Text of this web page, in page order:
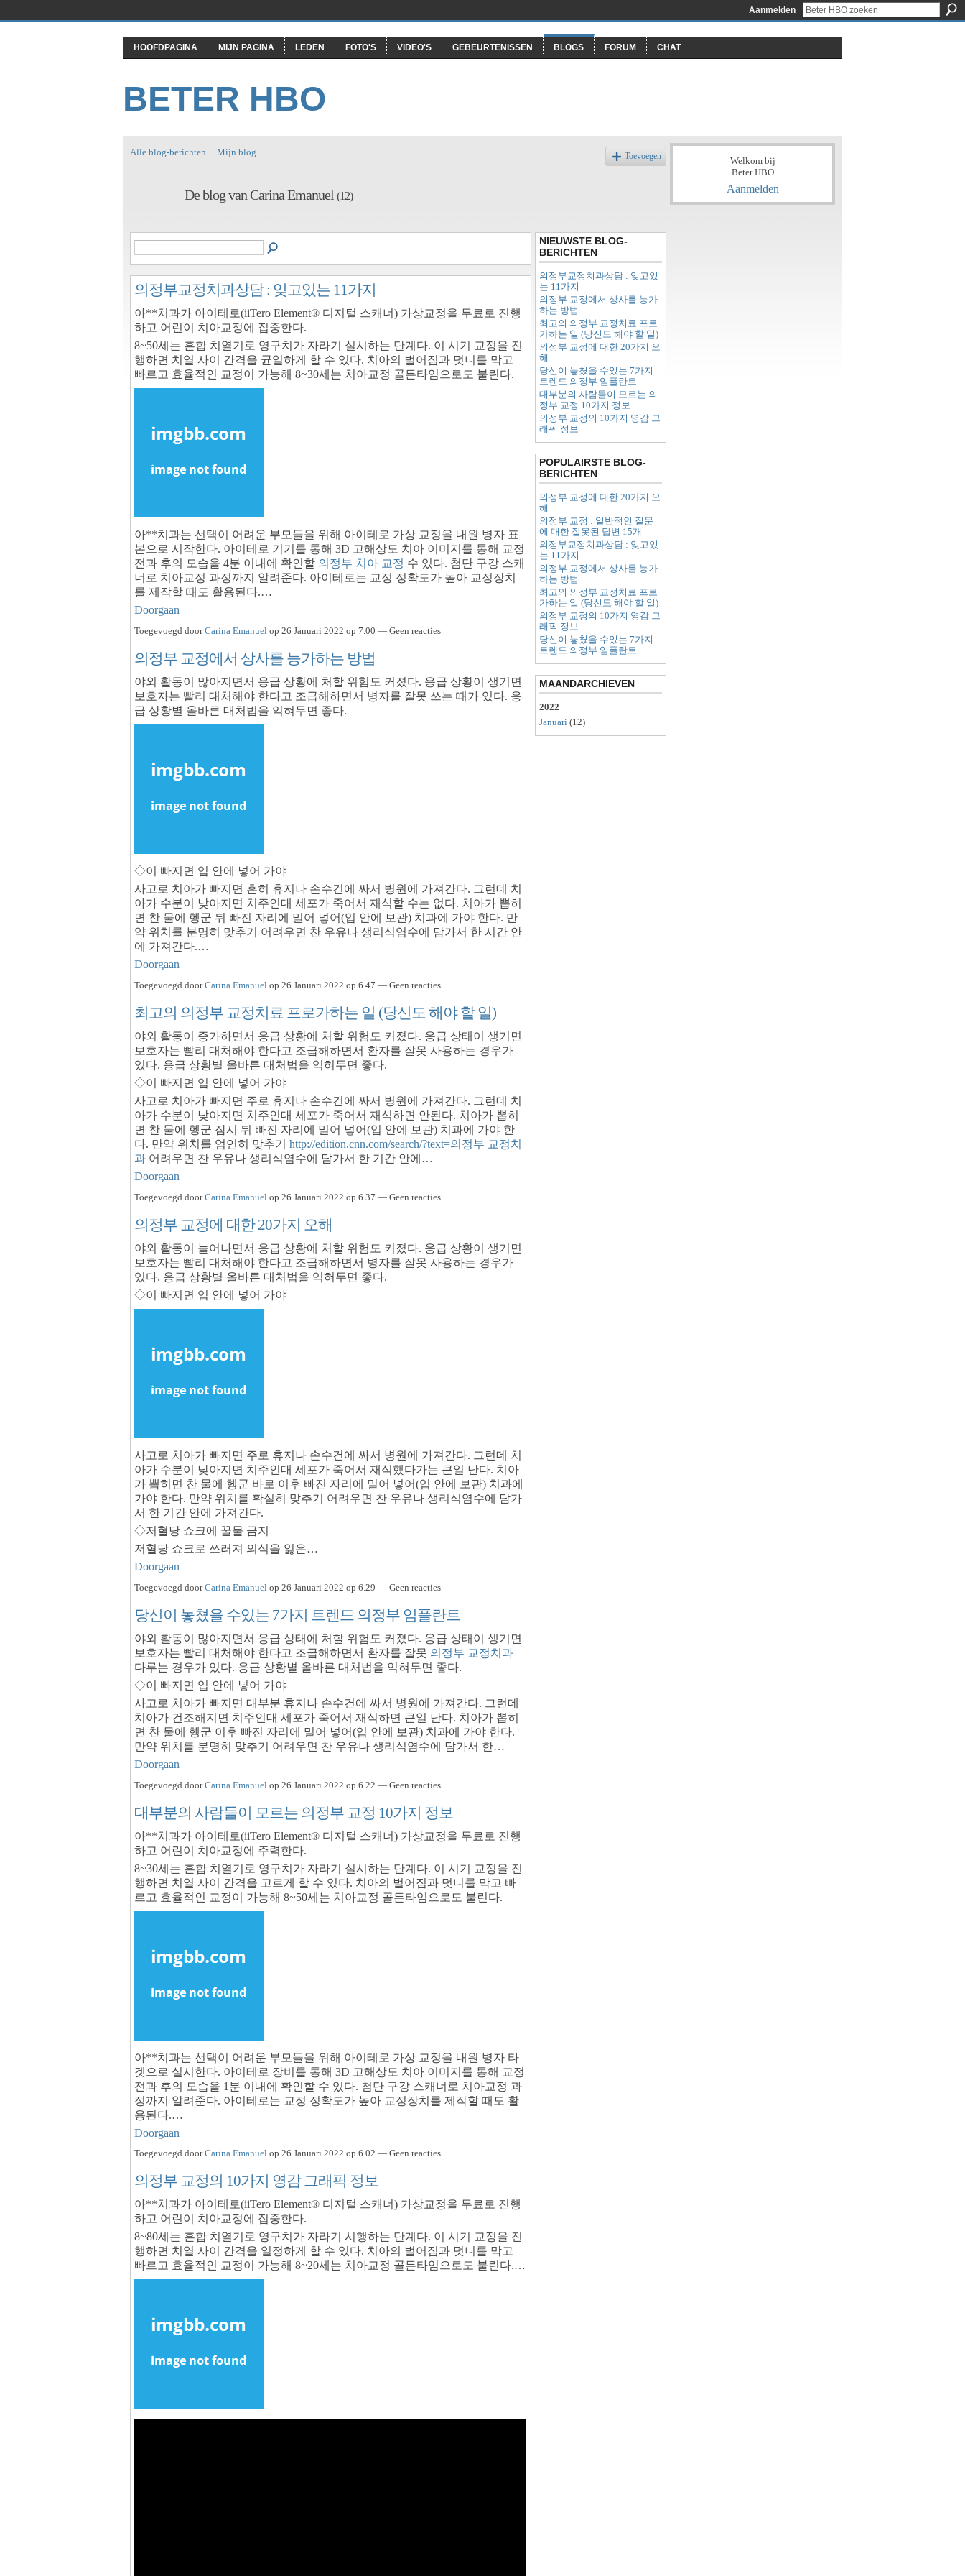
Aanmelden
HOOFDPAGINA MIJN PAGINA LEDEN FOTO'S VIDEO'S GEBEURTENISSEN BLOGS FORUM CHAT
BETER HBO
Alle blog-berichten Mijn blog Toevoegen
De blog van Carina Emanuel (12)
의정부교정치과상담 : 잊고있는 11가지
아**치과가 아이테로(iiTero Element® 디지털 스캐너) 가상교정을 무료로 진행
하고 어린이 치아교정에 집중한다.
8~50세는 혼합 치열기로 영구치가 자라기 실시하는 단계다. 이 시기 교정을 진
행하면 치열 사이 간격을 균일하게 할 수 있다. 치아의 벌어짐과 덧니를 막고
빠르고 효율적인 교정이 가능해 8~30세는 치아교정 골든타임으로도 불린다.
아**치과는 선택이 어려운 부모들을 위해 아이테로 가상 교정을 내원 병자 표
본으로 시작한다. 아이테로 기기를 통해 3D 고해상도 치아 이미지를 통해 교정
전과 후의 모습을 4분 이내에 확인할 의정부 치아 교정 수 있다. 첨단 구강 스캐
너로 치아교정 과정까지 알려준다. 아이테로는 교정 정확도가 높아 교정장치
를 제작할 때도 활용된다.…
Doorgaan
Toegevoegd doorCarina Emanuel op 26 Januari 2022 op 7.00 — Geen reacties
의정부 교정에서 상사를 능가하는 방법
야외 활동이 많아지면서 응급 상황에 처할 위험도 커졌다. 응급 상황이 생기면
보호자는 빨리 대처해야 한다고 조급해하면서 병자를 잘못 쓰는 때가 있다. 응
급 상황별 올바른 대처법을 익혀두면 좋다.
◇이 빠지면 입 안에 넣어 가야
사고로 치아가 빠지면 흔히 휴지나 손수건에 싸서 병원에 가져간다. 그런데 치
아가 수분이 낮아지면 치주인대 세포가 죽어서 재식할 수는 없다. 치아가 뽑히
면 찬 물에 헹군 뒤 빠진 자리에 밀어 넣어(입 안에 보관) 치과에 가야 한다. 만
약 위치를 분명히 맞추기 어려우면 찬 우유나 생리식염수에 담가서 한 시간 안
에 가져간다.…
Doorgaan
Toegevoegd doorCarina Emanuel op 26 Januari 2022 op 6.47 — Geen reacties
최고의 의정부 교정치료 프로가하는 일 (당신도 해야 할 일)
야외 활동이 증가하면서 응급 상황에 처할 위험도 커졌다. 응급 상태이 생기면
보호자는 빨리 대처해야 한다고 조급해하면서 환자를 잘못 사용하는 경우가
있다. 응급 상황별 올바른 대처법을 익혀두면 좋다.
◇이 빠지면 입 안에 넣어 가야
사고로 치아가 빠지면 주로 휴지나 손수건에 싸서 병원에 가져간다. 그런데 치
아가 수분이 낮아지면 치주인대 세포가 죽어서 재식하면 안된다. 치아가 뽑히
면 찬 물에 헹군 잠시 뒤 빠진 자리에 밀어 넣어(입 안에 보관) 치과에 가야 한
다. 만약 위치를 엄연히 맞추기 http://edition.cnn.com/search/?text=의정부 교정치
과 어려우면 찬 우유나 생리식염수에 담가서 한 기간 안에…
Doorgaan
Toegevoegd doorCarina Emanuel op 26 Januari 2022 op 6.37 — Geen reacties
의정부 교정에 대한 20가지 오해
야외 활동이 늘어나면서 응급 상황에 처할 위험도 커졌다. 응급 상황이 생기면
보호자는 빨리 대처해야 한다고 조급해하면서 병자를 잘못 사용하는 경우가
있다. 응급 상황별 올바른 대처법을 익혀두면 좋다.
◇이 빠지면 입 안에 넣어 가야
사고로 치아가 빠지면 주로 휴지나 손수건에 싸서 병원에 가져간다. 그런데 치
아가 수분이 낮아지면 치주인대 세포가 죽어서 재식했다가는 큰일 난다. 치아
가 뽑히면 찬 물에 헹군 바로 이후 빠진 자리에 밀어 넣어(입 안에 보관) 치과에
가야 한다. 만약 위치를 확실히 맞추기 어려우면 찬 우유나 생리식염수에 담가
서 한 기간 안에 가져간다.
◇저혈당 쇼크에 꿀물 금지
저혈당 쇼크로 쓰러져 의식을 잃은…
Doorgaan
Toegevoegd doorCarina Emanuel op 26 Januari 2022 op 6.29 — Geen reacties
당신이 놓쳤을 수있는 7가지 트렌드 의정부 임플란트
야외 활동이 많아지면서 응급 상태에 처할 위험도 커졌다. 응급 상태이 생기면
보호자는 빨리 대처해야 한다고 조급해하면서 환자를 잘못 의정부 교정치과
다루는 경우가 있다. 응급 상황별 올바른 대처법을 익혀두면 좋다.
◇이 빠지면 입 안에 넣어 가야
사고로 치아가 빠지면 대부분 휴지나 손수건에 싸서 병원에 가져간다. 그런데
치아가 건조해지면 치주인대 세포가 죽어서 재식하면 큰일 난다. 치아가 뽑히
면 찬 물에 헹군 이후 빠진 자리에 밀어 넣어(입 안에 보관) 치과에 가야 한다.
만약 위치를 분명히 맞추기 어려우면 찬 우유나 생리식염수에 담가서 한…
Doorgaan
Toegevoegd doorCarina Emanuel op 26 Januari 2022 op 6.22 — Geen reacties
대부분의 사람들이 모르는 의정부 교정 10가지 정보
아**치과가 아이테로(iiTero Element® 디지털 스캐너) 가상교정을 무료로 진행
하고 어린이 치아교정에 주력한다.
8~30세는 혼합 치열기로 영구치가 자라기 실시하는 단계다. 이 시기 교정을 진
행하면 치열 사이 간격을 고르게 할 수 있다. 치아의 벌어짐과 덧니를 막고 빠
르고 효율적인 교정이 가능해 8~50세는 치아교정 골든타임으로도 불린다.
아**치과는 선택이 어려운 부모들을 위해 아이테로 가상 교정을 내원 병자 타
겟으로 실시한다. 아이테로 장비를 통해 3D 고해상도 치아 이미지를 통해 교정
전과 후의 모습을 1분 이내에 확인할 수 있다. 첨단 구강 스캐너로 치아교정 과
정까지 알려준다. 아이테로는 교정 정확도가 높아 교정장치를 제작할 때도 활
용된다.…
Doorgaan
Toegevoegd doorCarina Emanuel op 26 Januari 2022 op 6.02 — Geen reacties
의정부 교정의 10가지 영감 그래픽 정보
아**치과가 아이테로(iiTero Element® 디지털 스캐너) 가상교정을 무료로 진행
하고 어린이 치아교정에 집중한다.
8~80세는 혼합 치열기로 영구치가 자라기 시행하는 단계다. 이 시기 교정을 진
행하면 치열 사이 간격을 일정하게 할 수 있다. 치아의 벌어짐과 덧니를 막고
빠르고 효율적인 교정이 가능해 8~20세는 치아교정 골든타임으로도 불린다.…
NIEUWSTE BLOG-
BERICHTEN
의정부교정치과상담 : 잊고있
는 11가지
의정부 교정에서 상사를 능가
하는 방법
최고의 의정부 교정치료 프로
가하는 일 (당신도 해야 할 일)
의정부 교정에 대한 20가지 오
해
당신이 놓쳤을 수있는 7가지
트렌드 의정부 임플란트
대부분의 사람들이 모르는 의
정부 교정 10가지 정보
의정부 교정의 10가지 영감 그
래픽 정보
POPULAIRSTE BLOG-
BERICHTEN
의정부 교정에 대한 20가지 오
해
의정부 교정 : 일반적인 질문
에 대한 잘못된 답변 15개
의정부교정치과상담 : 잊고있
는 11가지
의정부 교정에서 상사를 능가
하는 방법
최고의 의정부 교정치료 프로
가하는 일 (당신도 해야 할 일)
의정부 교정의 10가지 영감 그
래픽 정보
당신이 놓쳤을 수있는 7가지
트렌드 의정부 임플란트
MAANDARCHIEVEN
2022
Januari (12)
Welkom bij
Beter HBO
Aanmelden